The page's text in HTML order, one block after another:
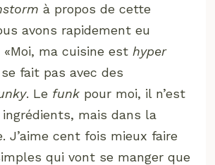
à propos de cette
avons rapidement eu
«Moi, ma cuisine est hyper
fait pas avec des
. Le funk pour moi, il n’est
mais dans la
J’aime cent fois mieux faire
qui vont se manger que